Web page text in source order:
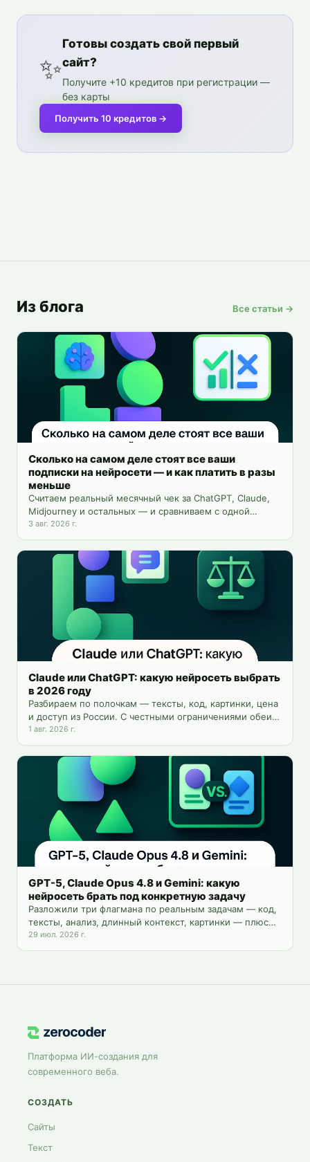
✨
Готовы создать свой первый
сайт?
Получите +10 кредитов при регистрации —
без карты
Получить 10 кредитов →
Из блога Все статьи →
Сколько на самом деле стоят все ваши
подписки на нейросети — и как платить в разы
меньше
Считаем реальный месячный чек за ChatGPT, Claude,
Midjourney и остальных — и сравниваем с одной
платформой на 25+ инструментов.
3 авг. 2026 г.
Claude или ChatGPT: какую нейросеть выбрать
в 2026 году
Разбираем по полочкам — тексты, код, картинки, цена
и доступ из России. С честными ограничениями обеих
моделей и способом пользоваться обеими сразу.
1 авг. 2026 г.
GPT-5, Claude Opus 4.8 и Gemini: какую
нейросеть брать под конкретную задачу
Разложили три флагмана по реальным задачам — код,
тексты, анализ, длинный контекст, картинки — плюс
цены и доступ из России.
29 июл. 2026 г.
Платформа ИИ-создания для
современного веба.
СОЗДАТЬ
Сайты
Текст